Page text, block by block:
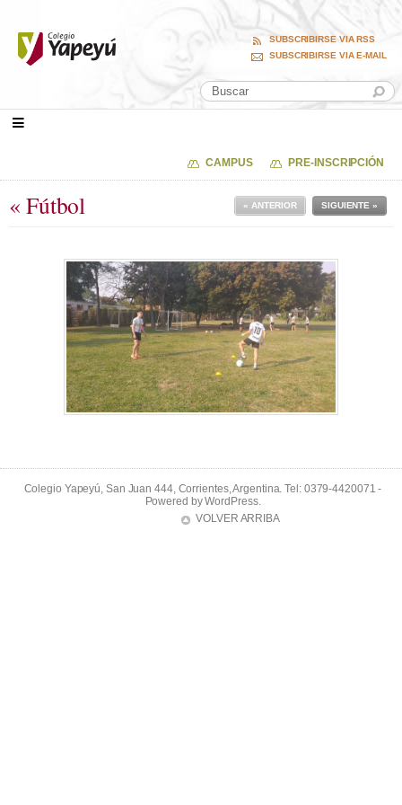
SUBSCRIBIRSE VIA RSS
SUBSCRIBIRSE VIA E-MAIL
CAMPUS PRE-INSCRIPCIÓN
« Fútbol SIGUIENTE »
« ANTERIOR
Colegio Yapeyú, San Juan 444, Corrientes, Argentina. Tel: 0379-4420071 -
Powered byWordPress.
VOLVER ARRIBA